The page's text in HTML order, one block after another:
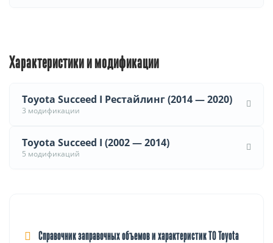
Характеристики и модификации
Toyota Succeed I Рестайлинг (2014 — 2020)
3 модификации
Toyota Succeed I (2002 — 2014)
5 модификаций
Справочник заправочных объемов и характеристик ТО Toyota